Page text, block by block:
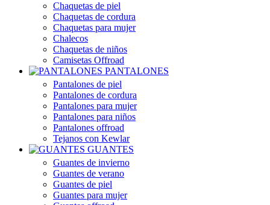
Chaquetas de piel
Chaquetas de cordura
Chaquetas para mujer
Chalecos
Chaquetas de niños
Camisetas Offroad
PANTALONES
Pantalones de piel
Pantalones de cordura
Pantalones para mujer
Pantalones para niños
Pantalones offroad
Tejanos con Kewlar
GUANTES
Guantes de invierno
Guantes de verano
Guantes de piel
Guantes para mujer